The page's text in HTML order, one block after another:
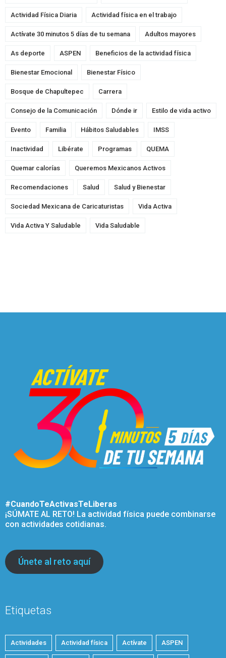
Actividad Física Diaria Actividad física en el trabajo
Actívate 30 minutos 5 días de tu semana Adultos mayores
As deporte ASPEN Beneficios de la actividad física
Bienestar Emocional Bienestar Físico
Bosque de Chapultepec Carrera
Consejo de la Comunicación Dónde ir Estilo de vida activo
Evento Familia Hábitos Saludables IMSS
Inactividad Libérate Programas QUEMA
Quemar calorías Queremos Mexicanos Activos
Recomendaciones Salud Salud y Bienestar
Sociedad Mexicana de Caricaturistas Vida Activa
Vida Activa Y Saludable Vida Saludable
#CuandoTeActivasTeLiberas
¡SÚMATE AL RETO! La actividad física puede combinarse
con actividades cotidianas.
Únete al reto aquí
Etiquetas
Actividades Actividad física Actívate ASPEN